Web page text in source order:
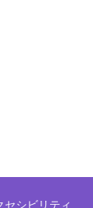
セシビリティ